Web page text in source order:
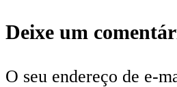
Deixe um
O seu endereço de e-